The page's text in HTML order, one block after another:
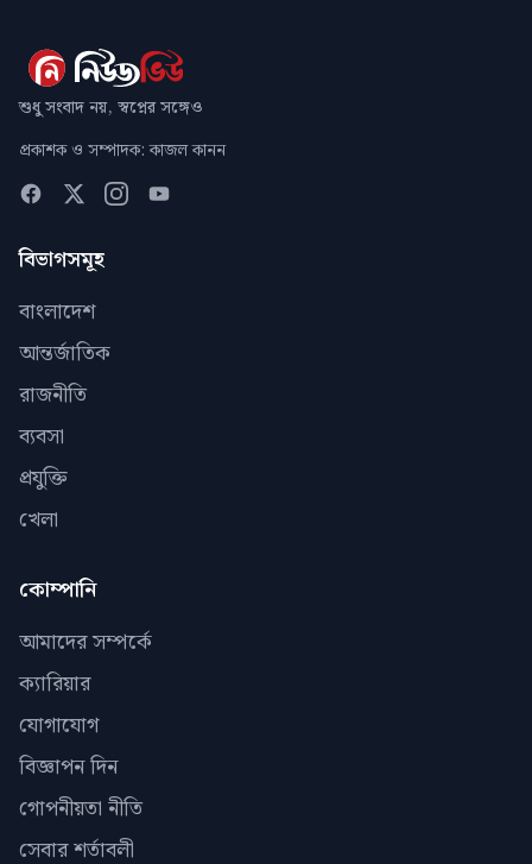
শুধু সংবাদ নয়, স্বপ্নের সঙ্গেও
প্রকাশক ও সম্পাদক: কাজল কানন
বিভাগসমূহ
বাংলাদেশ
আন্তর্জাতিক
রাজনীতি
ব্যবসা
প্রযুক্তি
খেলা
কোম্পানি
আমাদের সম্পর্কে
ক্যারিয়ার
যোগাযোগ
বিজ্ঞাপন দিন
গোপনীয়তা নীতি
সেবার শর্তাবলী